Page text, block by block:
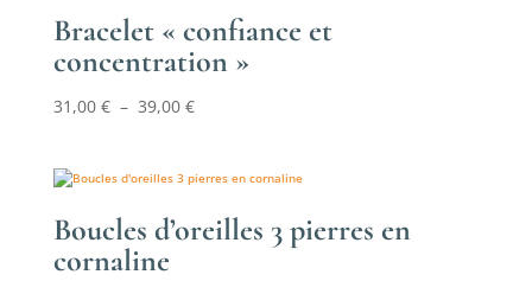
16,00 €
Bracelet « confiance et
concentration »
31,00 € – 39,00 €Plage
31,00 €
39,00 €
Boucles d’oreilles 3 pierres en
cornaline